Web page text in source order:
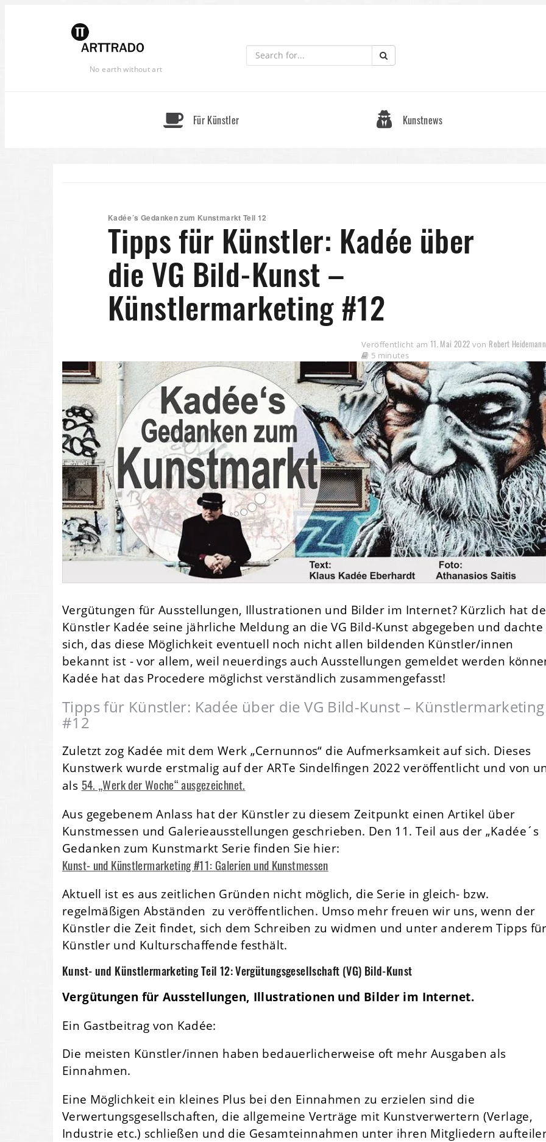
No earth without art
Für Künstler Kunstnews
Kadée´s Gedanken zum Kunstmarkt Teil 12
Tipps für Künstler: Kadée über
die VG Bild-Kunst –
Künstlermarketing #12
Veröffentlicht am 11. Mai 2022 von Robert Heidemann
5 minutes
Vergütungen für Ausstellungen, Illustrationen und Bilder im Internet? Kürzlich hat
Künstler Kadée seine jährliche Meldung an die VG Bild-Kunst abgegeben und dachte
sich, das diese Möglichkeit eventuell noch nicht allen bildenden Künstler/innen
bekannt ist - vor allem, weil neuerdings auch Ausstellungen gemeldet werden
Kadée hat das Procedere möglichst verständlich zusammengefasst!
Tipps für Künstler: Kadée über die VG Bild-Kunst – Künstlermarketing
#12
Zuletzt zog Kadée mit dem Werk „Cernunnos“ die Aufmerksamkeit auf sich. Dieses
Kunstwerk wurde erstmalig auf der ARTe Sindelfingen 2022 veröffentlicht und von
als 54. „Werk der Woche“ ausgezeichnet.
Aus gegebenem Anlass hat der Künstler zu diesem Zeitpunkt einen Artikel über
Kunstmessen und Galerieausstellungen geschrieben. Den 11. Teil aus der „Kadée´s
Gedanken zum Kunstmarkt Serie finden Sie hier:
Kunst- und Künstlermarketing #11: Galerien und Kunstmessen
Aktuell ist es aus zeitlichen Gründen nicht möglich, die Serie in gleich- bzw.
regelmäßigen Abständen zu veröffentlichen. Umso mehr freuen wir uns, wenn der
Künstler die Zeit findet, sich dem Schreiben zu widmen und unter anderem Tipps
Künstler und Kulturschaffende festhält.
Kunst- und Künstlermarketing Teil 12: Vergütungsgesellschaft (VG) Bild-Kunst
Vergütungen für Ausstellungen, Illustrationen und Bilder im Internet.
Ein Gastbeitrag von Kadée:
Die meisten Künstler/innen haben bedauerlicherweise oft mehr Ausgaben als
Einnahmen.
Eine Möglichkeit ein kleines Plus bei den Einnahmen zu erzielen sind die
Verwertungsgesellschaften, die allgemeine Verträge mit Kunstverwertern (Verlage,
Industrie etc.) schließen und die Gesamteinnahmen unter ihren Mitgliedern